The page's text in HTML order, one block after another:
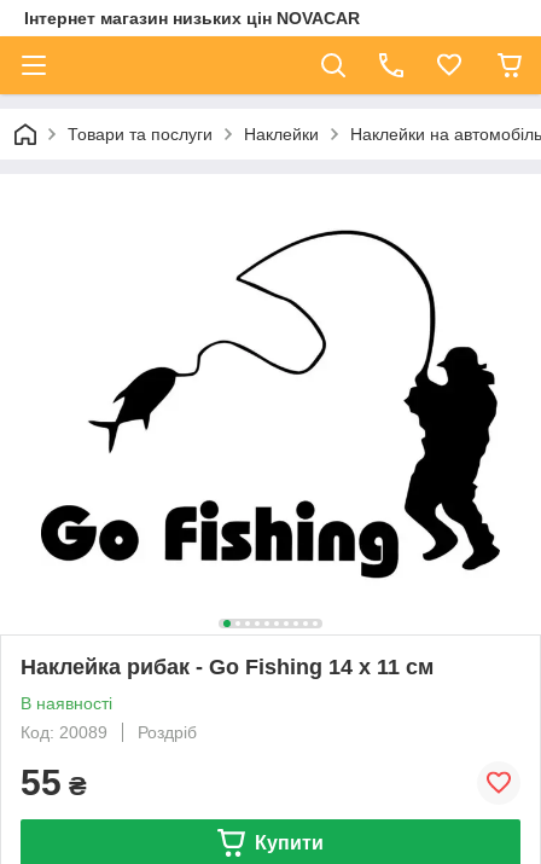
Інтернет магазин низьких цін NOVACAR
Товари та послуги Наклейки Наклейки на автомобіль
Наклейка рибак - Go Fishing 14 х 11 см
В наявності
Код: 20089
Роздріб
55 ₴
Купити